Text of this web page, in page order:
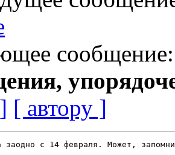
[ автору ]
заодно с 14 февраля. Может,